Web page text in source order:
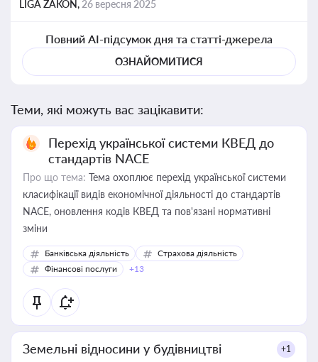
LIGA ZAKON, 26 вересня 2025
Повний AI-підсумок дня та статті-джерела
ОЗНАЙОМИТИСЯ
Теми, які можуть вас зацікавити:
Перехід української системи КВЕД до
стандартів NACE
Про що тема: Тема охоплює перехід української системи
класифікації видів економічної діяльності до стандартів
NACE, оновлення кодів КВЕД та пов'язані нормативні
зміни
Банківська діяльність
Страхова діяльність
Фінансові послуги
+13
Земельні відносини у будівництві +1